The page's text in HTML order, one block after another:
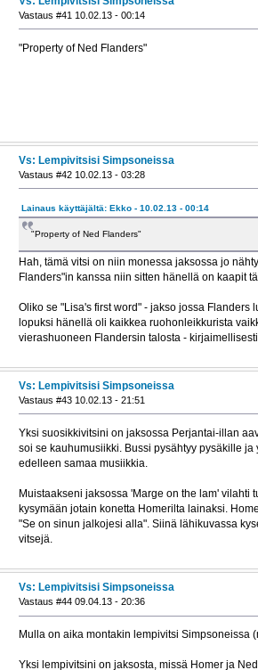
Vastaus #41 10.02.13 - 00:14
"Property of Ned Flanders"
Vs: Lempivitsisi Simpsoneissa
Vastaus #42 10.02.13 - 03:28
Lainaus käyttäjältä: Ekko - 10.02.13 - 00:14
"Property of Ned Flanders"
Hah, tämä vitsi on niin monessa jaksossa jo
Flanders"in kanssa niin sitten hänellä on kaapit
Oliko se "Lisa's first word" - jakso jossa
lopuksi hänellä oli kaikkea ruohonleikkurista
vierashuoneen Flandersin talosta - kirjaimellisesti.
Vs: Lempivitsisi Simpsoneissa
Vastaus #43 10.02.13 - 21:51
Yksi suosikkivitsini on jaksossa Perjantai-illan
soi se kauhumusiikki. Bussi pysähtyy pysäkille
edelleen samaa musiikkia.
Muistaakseni jaksossa 'Marge on the lam' vilahti
kysymään jotain konetta Homerilta lainaksi.
"Se on sinun jalkojesi alla". Siinä lähikuvassa
vitsejä.
Vs: Lempivitsisi Simpsoneissa
Vastaus #44 09.04.13 - 20:36
Mulla on aika montakin lempivitsi Simpsoneissa
Yksi lempivitsini on jaksosta, missä Homer ja